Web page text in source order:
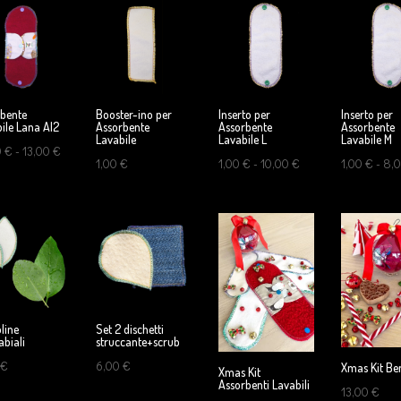
Lana AI2
€ - 13,00 €Fascia
a
13,00 €
Booster-ino per
Assorbente
Lavabile
1,00 €
Inserto per
Assorbente
Lavabile L
1,00 € - 10,00 €Fascia
prezzo:
1,00 €
a
10,00 €
Inserto per
Assorbente
Lavabile M
1,00 € -
€
Set 2 dischetti
struccante+scrub
6,00 €
Xmas Kit
Assorbenti Lavabili
Xmas Kit
13,00 €